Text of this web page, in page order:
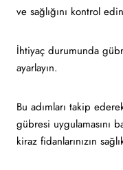
ve sağlığını kontrol
İhtiyaç durumunda
ayarlayın.
Bu adımları takip
gübresi uygulamasını
kiraz fidanlarınızın